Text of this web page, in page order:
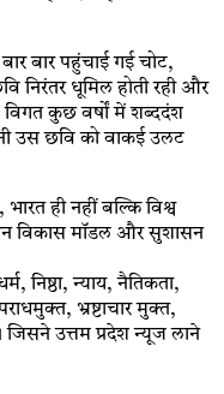
बार बार पहुंचाई गई चोट,
निरंतर धूमिल होती रही और
कुछ वर्षों में शब्ददंश
उस छवि को वाकई उलट
ही नहीं बल्कि विश्व
विकास मॉडल और सुशासन
निष्ठा, न्याय, नैतिकता,
भ्रष्टाचार मुक्त,
जिसने उत्तम प्रदेश न्यूज लाने